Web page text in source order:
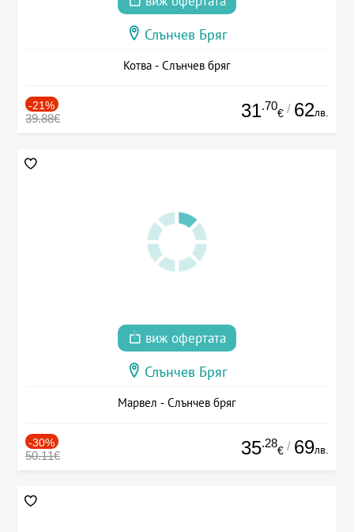
Слънчев Бряг
Котва - Слънчев бряг
-21%
39.88€ 31.70
€ / 62лв.
виж офертата
Слънчев Бряг
Марвел - Слънчев бряг
-30%
50.11€ 35.28
€ / 69лв.